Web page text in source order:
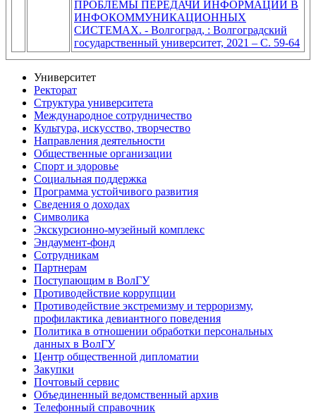
ПРОБЛЕМЫ ПЕРЕДАЧИ ИНФОРМАЦИИ В
ИНФОКОММУНИКАЦИОННЫХ
СИСТЕМАХ. - Волгоград, : Волгоградский
государственный университет, 2021 – C. 59-64
Университет
Ректорат
Структура университета
Международное сотрудничество
Культура, искусство, творчество
Направления деятельности
Общественные организации
Спорт и здоровье
Социальная поддержка
Программа устойчивого развития
Сведения о доходах
Символика
Экскурсионно-музейный комплекс
Эндаумент-фонд
Сотрудникам
Партнерам
Поступающим в ВолГУ
Противодействие коррупции
Противодействие экстремизму и терроризму,
профилактика девиантного поведения
Политика в отношении обработки персональных
данных в ВолГУ
Центр общественной дипломатии
Закупки
Почтовый сервис
Объединенный ведомственный архив
Телефонный справочник